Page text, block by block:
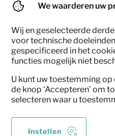
We waarderen uw
Wij en geselecteerde
voor technische
gespecificeerd in het
functies mogelijk niet
U kunt uw toestemming
de knop ‘Accepteren’ om
selecteren waar u
Instellen